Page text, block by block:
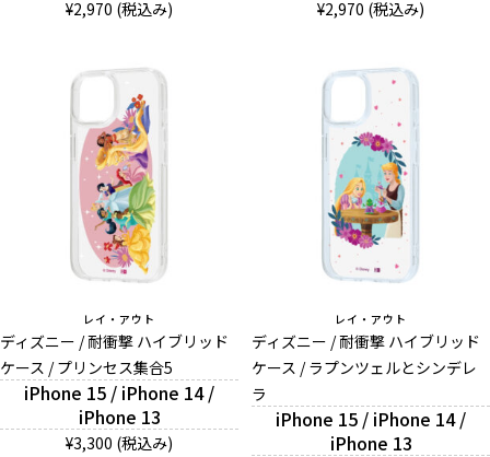
¥2,970 (税込み) ¥2,970 (税込み)
レイ・アウト
ディズニー / 耐衝撃 ハイブリッド
ケース / プリンセス集合5
iPhone 15 / iPhone 14 /
iPhone 13
¥3,300 (税込み)
レイ・アウト
ディズニー / 耐衝撃 ハイブリッド
ケース / ラプンツェルとシンデレ
ラ
iPhone 15 / iPhone 14 /
iPhone 13